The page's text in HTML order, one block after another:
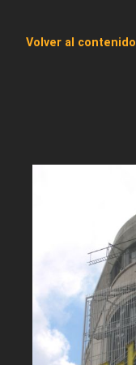
Volver al contenido